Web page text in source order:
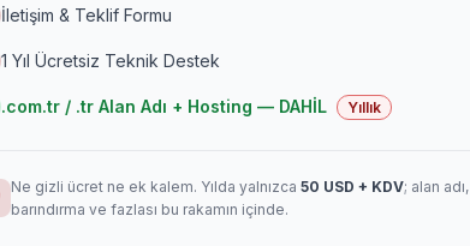
İletişim & Teklif Formu
1 Yıl Ücretsiz Teknik Destek
.com.tr / .tr Alan Adı + Hosting — DAHİL Yıllık
Ne gizli ücret ne ek kalem. Yılda yalnızca 50 USD + KDV; alan adı,
barındırma ve fazlası bu rakamın içinde.